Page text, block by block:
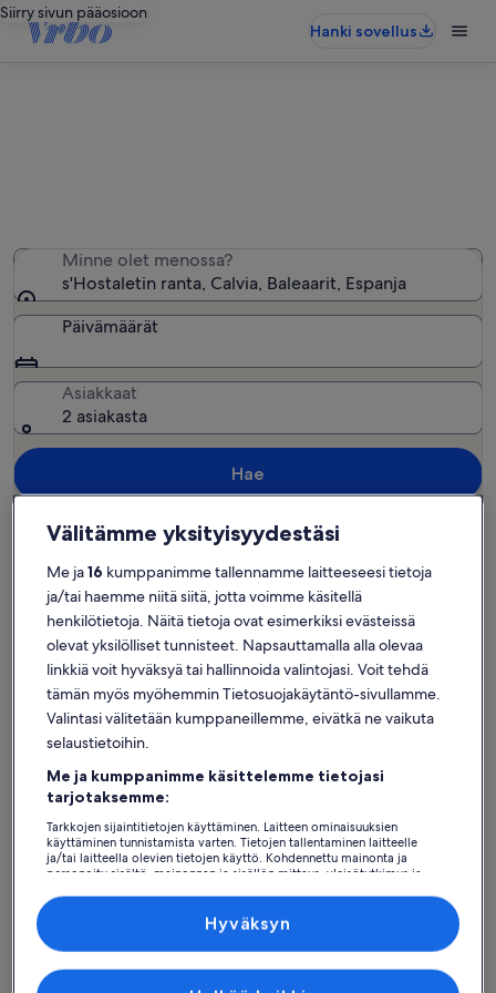
Siirry sivun pääosioon
Hanki sovellus
Minne olet menossa?
s'Hostaletin ranta, Calvia, Baleaarit, Espanja
Päivämäärät
Asiakkaat
2 asiakasta
Hae
Calvia Loma-asunnot lähellä kohdetta s'Hostaletin ranta
Kohteen s'Hostaletin ranta lähettyviltä löytyy yksityisiä loma-
asuntoja, jotka voisivat toimia täydellisenä tukikohtana
lomamatkallasi. Olitpa matkalla sitten ystävien, perheenjäsenien tai
vaikkapa nelijalkaisen kumppanin kanssa, lomakodeista löytyvät
haluamasi ja tarvitsemasi mukavuudet, kuten ilmastointi ja Wi-Fi.
kaikkien tarpeet. Valikoimissamme on esim. savuttomia tai
esteettömiä majapaikkoja.
Loma-asuntoja ja viikkoalennuksia –
s'Hostaletin ranta
Näytetään tarjouksia päivämäärille: 13.11.−20.11.
Majoituspaikan
Poikkeuksellisen hyvä
Idyllinen talo uima Uusi Villa
Välitämme yksityisyydestäsi
Me ja16 kumppanimme tallennamme laitteeseesi tietoja
ja/tai haemme niitä siitä, jotta voimme käsitellä
henkilötietoja. Näitä tietoja ovat esimerkiksi evästeissä
olevat yksilölliset tunnisteet. Napsauttamalla alla olevaa
linkkiä voit hyväksyä tai hallinnoida valintojasi. Voit tehdä
tämän myös myöhemmin Tietosuojakäytäntö-sivullamme.
Valintasi välitetään kumppaneillemme, eivätkä ne vaikuta
selaustietoihin.
Me ja kumppanimme käsittelemme tietojasi
tarjotaksemme:
Tarkkojen sijaintitietojen käyttäminen. Laitteen ominaisuuksien
käyttäminen tunnistamista varten. Tietojen tallentaminen laitteelle
ja/tai laitteella olevien tietojen käyttö. Kohdennettu mainonta ja
personoitu sisältö, mainonnan ja sisällön mittaus, yleisötutkimus ja
Kumppanien (toimittajien) luettelo
Hyväksyn